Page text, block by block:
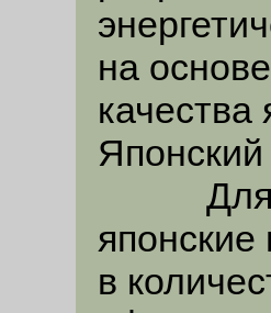
на
Для
японские
в